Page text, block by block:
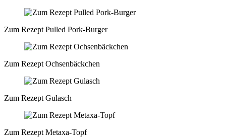
Zum Rezept Pulled Pork-Burger
Zum Rezept Ochsenbäckchen
Zum Rezept Gulasch
Zum Rezept Metaxa-Topf